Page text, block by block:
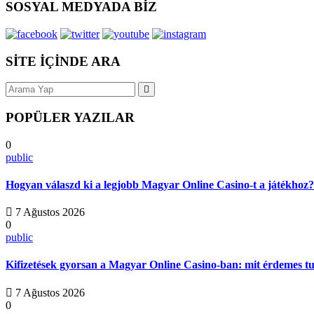
SOSYAL MEDYADA BİZ
SİTE İÇİNDE ARA
POPÜLER YAZILAR
0
public
Hogyan válaszd ki a legjobb Magyar Online Casino-t a játékhoz?
7 Ağustos 2026
0
public
Kifizetések gyorsan a Magyar Online Casino-ban: mit érdemes
7 Ağustos 2026
0